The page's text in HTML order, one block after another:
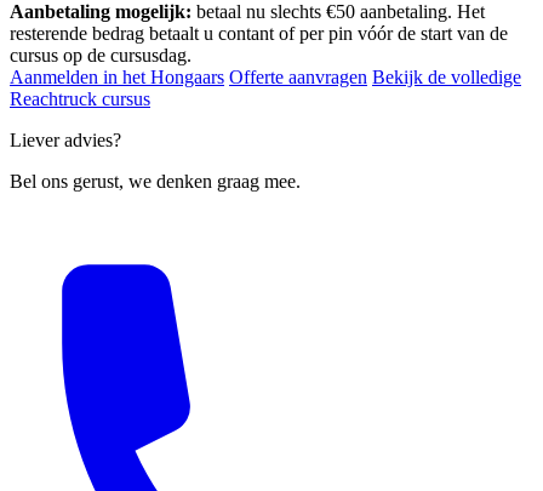
Aanbetaling mogelijk: betaal nu slechts €50 aanbetaling. Het
resterende bedrag betaalt u contant of per pin vóór de start van de
cursus op de cursusdag.
Aanmelden in het Hongaars Offerte aanvragen Bekijk de volledige
Reachtruck cursus
Liever advies?
Bel ons gerust, we denken graag mee.